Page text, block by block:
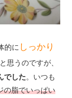
的に しっかり
思うのですが、
でした。いつも
の脂でいっぱい